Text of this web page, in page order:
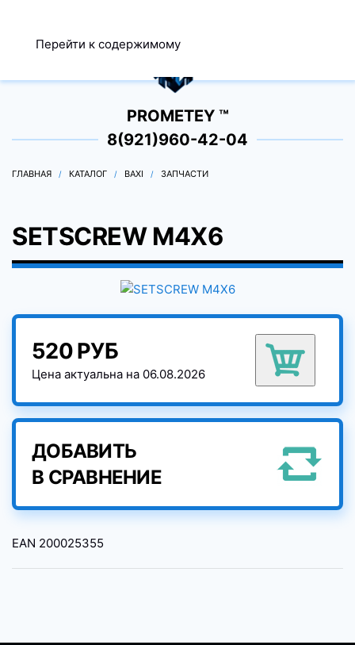
Перейти к содержимому
0
PROMETEY ™
8(921)960-42-04
ГЛАВНАЯ КАТАЛОГ BAXI ЗАПЧАСТИ
SETSCREW M4X6
520 РУБ
Цена актуальна на 06.08.2026
ДОБАВИТЬ
В СРАВНЕНИЕ
EAN 200025355